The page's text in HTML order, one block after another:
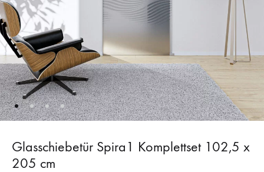
Glasschiebetür Spira1 Komplettset 102,5 x
205 cm